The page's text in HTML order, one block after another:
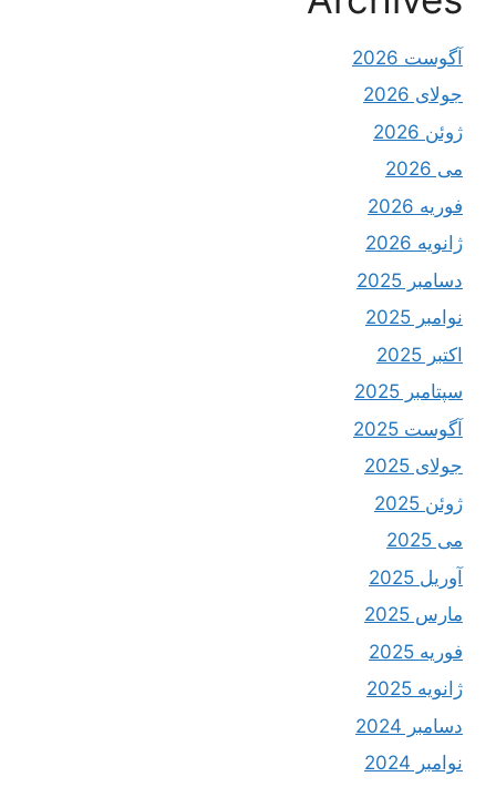
آگوست 2026
جولای 2026
ژوئن 2026
می 2026
فوریه 2026
ژانویه 2026
دسامبر 2025
نوامبر 2025
اکتبر 2025
سپتامبر 2025
آگوست 2025
جولای 2025
ژوئن 2025
می 2025
آوریل 2025
مارس 2025
فوریه 2025
ژانویه 2025
دسامبر 2024
نوامبر 2024